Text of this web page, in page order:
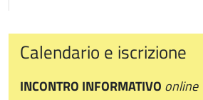
Calendario e iscrizione
INCONTRO INFORMATIVO online